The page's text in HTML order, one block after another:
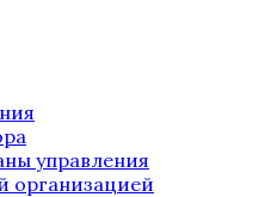
управления
организацией